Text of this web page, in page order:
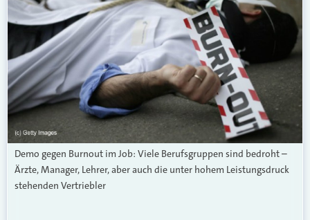
Demo gegen Burnout im Job: Viele Berufsgruppen sind bedroht –
Ärzte, Manager, Lehrer, aber auch die unter hohem Leistungsdruck
stehenden Vertriebler